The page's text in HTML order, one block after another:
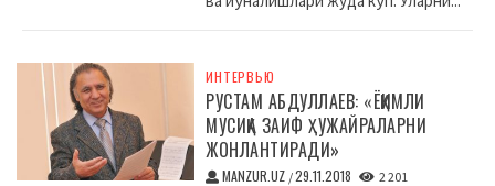
ИНТЕРВЬЮ
РУСТАМ АБДУЛЛАЕВ: «ЁҚИМЛИ
МУСИҚА ЗАИФ ҲУЖАЙРАЛАРНИ
ЖОНЛАНТИРАДИ»
MANZUR.UZ /29.11.2018 2 201